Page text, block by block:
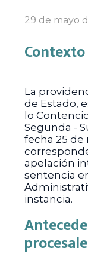
29 de mayo
La
de Estado,
lo
Segunda -
fecha 25 de
apelación
sentencia
instancia.